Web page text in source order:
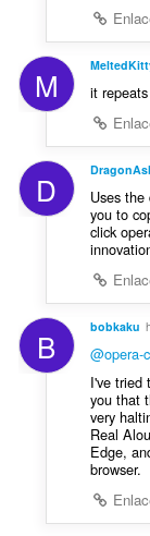
M
it
D
Uses
you to
click
B bobkaku
@opera-
I've tried
you that
very
Real
Edge,
browser.